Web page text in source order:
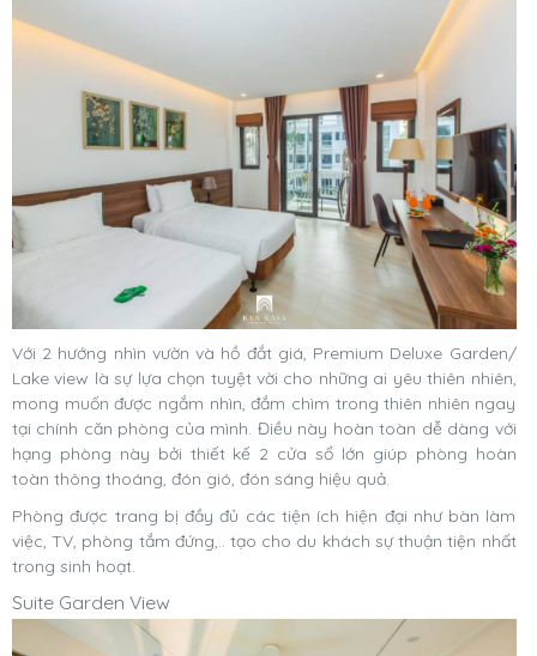
Với 2 hướng nhìn vườn và hồ đắt giá, Premium Deluxe Garden/
Lake view là sự lựa chọn tuyệt vời cho những ai yêu thiên nhiên,
mong muốn được ngắm nhìn, đắm chìm trong thiên nhiên ngay
tại chính căn phòng của mình. Điều này hoàn toàn dễ dàng với
hạng phòng này bởi thiết kế 2 cửa sổ lớn giúp phòng hoàn
toàn thông thoáng, đón gió, đón sáng hiệu quả.
Phòng được trang bị đầy đủ các tiện ích hiện đại như bàn làm
việc, TV, phòng tắm đứng,.. tạo cho du khách sự thuận tiện nhất
trong sinh hoạt.
Suite Garden View